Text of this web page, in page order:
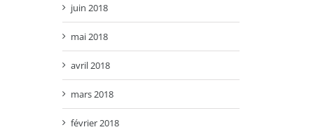
juin 2018
mai 2018
avril 2018
mars 2018
février 2018